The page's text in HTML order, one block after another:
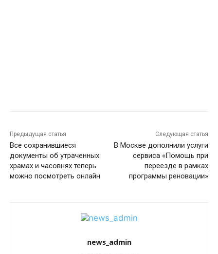
Предыдущая статья
Все сохранившиеся
документы об утраченных
храмах и часовнях теперь
можно посмотреть онлайн
Следующая статья
В Москве дополнили услуги
сервиса «Помощь при
переезде в рамках
программы реновации»
news_admin